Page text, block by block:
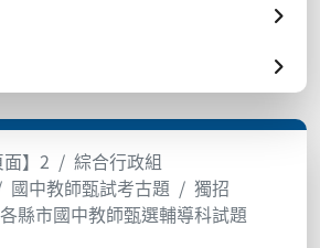
面】2
綜合行政組
國中教師甄試考古題
獨招
縣市國中教師甄選輔導科試題